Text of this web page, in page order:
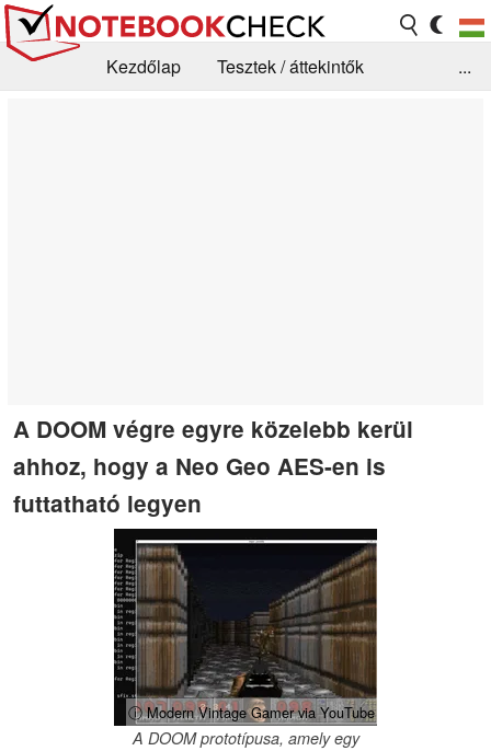
Kezdőlap
Tesztek / áttekintők
...
A DOOM végre egyre közelebb kerül
ahhoz, hogy a Neo Geo AES-en is
futtatható legyen
ⓘ Modern Vintage Gamer via YouTube
A DOOM prototípusa, amely egy